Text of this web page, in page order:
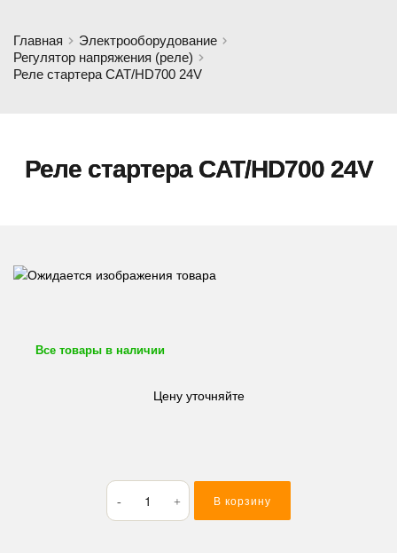
Главная
Электрооборудование
Регулятор напряжения (реле)
Реле стартера CAT/HD700 24V
Реле стартера CAT/HD700 24V
Все товары в наличии
Цену уточняйте
Количество
товара
Реле
В корзину